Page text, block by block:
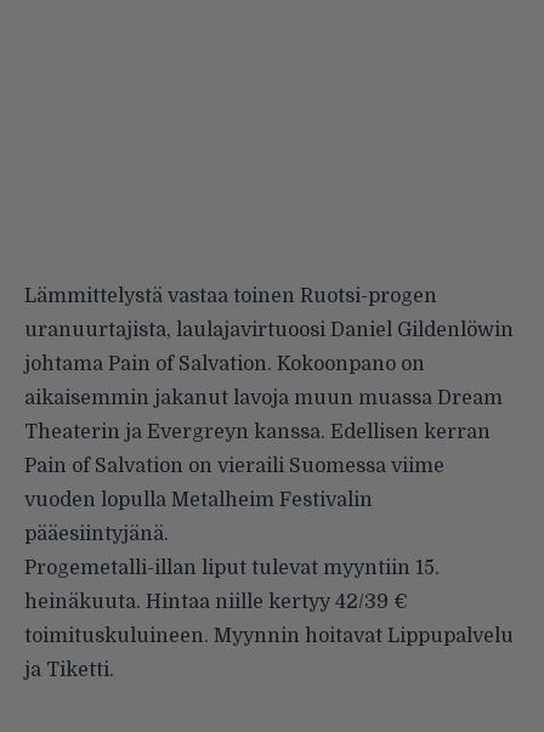
Lämmittelystä vastaa toinen Ruotsi-progen
uranuurtajista, laulajavirtuoosi Daniel Gildenlöwin
johtama Pain of Salvation. Kokoonpano on
aikaisemmin jakanut lavoja muun muassa Dream
Theaterin ja Evergreyn kanssa. Edellisen kerran
Pain of Salvation on vieraili Suomessa viime
vuoden lopulla Metalheim Festivalin
pääesiintyjänä.
Progemetalli-illan liput tulevat myyntiin 15.
heinäkuuta. Hintaa niille kertyy 42/39 €
toimituskuluineen. Myynnin hoitavat Lippupalvelu
ja Tiketti.